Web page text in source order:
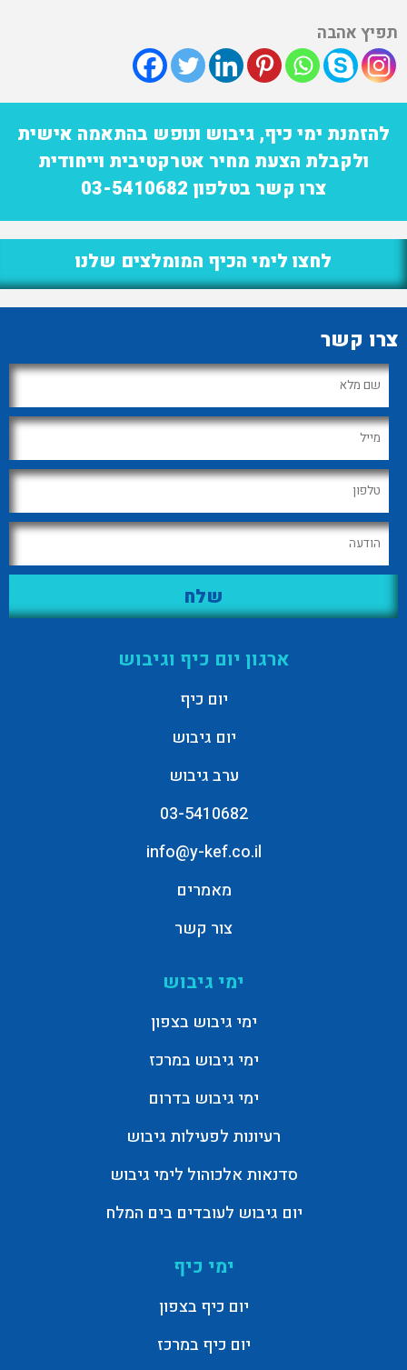
תפיץ אהבה
להזמנת ימי כיף, גיבוש ונופש בהתאמה אישית
ולקבלת הצעת מחיר אטרקטיבית וייחודית
צרו קשר בטלפון 03-5410682
לחצו לימי הכיף המומלצים שלנו
צרו קשר
ארגון יום כיף וגיבוש
יום כיף
יום גיבוש
ערב גיבוש
03-5410682
info@y-kef.co.il
מאמרים
צור קשר
ימי גיבוש
ימי גיבוש בצפון
ימי גיבוש במרכז
ימי גיבוש בדרום
רעיונות לפעילות גיבוש
סדנאות אלכוהול לימי גיבוש
יום גיבוש לעובדים בים המלח
ימי כיף
יום כיף בצפון
יום כיף במרכז